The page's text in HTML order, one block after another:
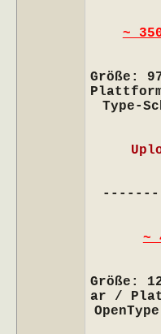
~
Größe:
Type-
~
Größe:
ar /